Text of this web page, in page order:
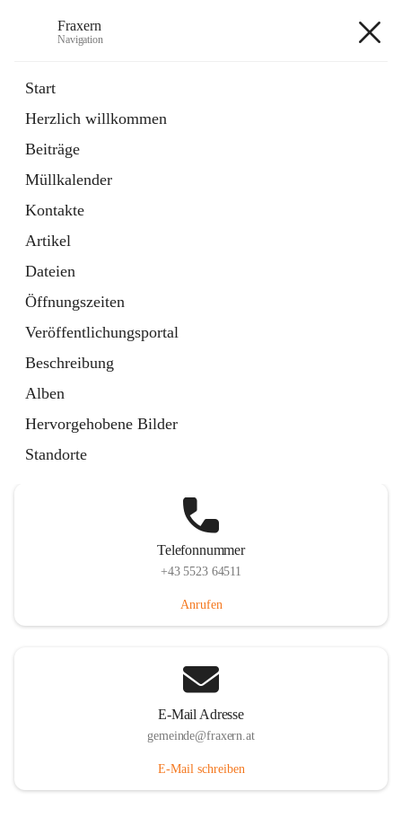
Fraxern
Navigation
Start
Herzlich willkommen
Beiträge
Müllkalender
Kontakte
Artikel
Dateien
Öffnungszeiten
Veröffentlichungsportal
Beschreibung
Alben
Hervorgehobene Bilder
Standorte
Ordner
in
Tab
Formulare
Artikel
öffnet
in
neuem
Tab
Telefonnummer
+43 5523 64511
Anrufen
E-Mail Adresse
gemeinde@fraxern.at
E-Mail schreiben